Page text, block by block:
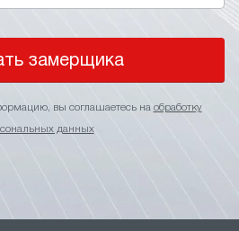
замерщика
вы соглашаетесь на обработку
данных